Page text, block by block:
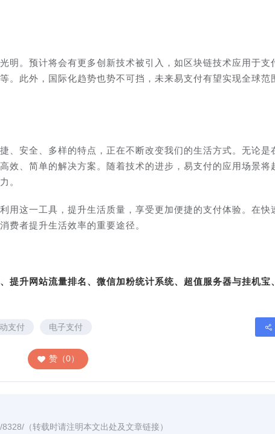
明。预计将会有更多创新技术被引入，如区块链技术应用于支
。此外，国际化趋势也势不可挡，未来易支付有望实现全球范
、安全、多样的特点，正在不断改变我们的生活方式。无论是
效、简单的解决方案。随着技术的进步，易支付的应用场景将
。
用这一工具，提升生活质量，享受更加便捷的支付体验。在快
费者提升生活效率的重要途径。
提升网站流量排名、微信加粉统计系统、超值服务器与挂机宝
支付 电子支付
赞（0）
8328/ （转载时请注明本文出处及文章链接）